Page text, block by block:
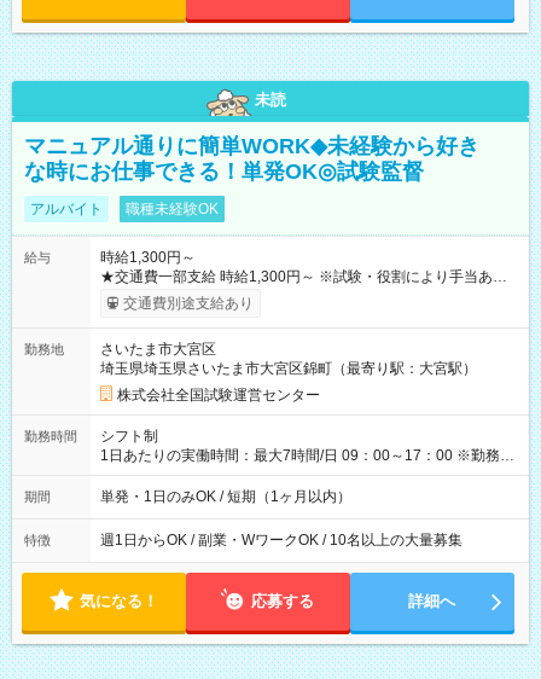
未読
マニュアル通りに簡単WORK◆未経験から好き
な時にお仕事できる！単発OK◎試験監督
アルバイト 職種未経験OK
給与
時給1,300円～
★交通費一部支給 時給1,300円～ ※試験・役割により手当あり
※勤務回数により昇給あり 【即給（前払い）オプションあ
り！】 希望される場合、勤務から1週間ほどで給与の一部を受け
例】 ・河合塾模擬試験 8:30～17:30（休憩1時間） 時給1,300円
×8時間＝日収10,400円＋交通費 ※当日の役割により時給＋100
円の場合あり ・国家試験 7:00～13:30（休憩なし） 時給1,300
円（役割手当＋100円）×6時間＝日収8,400円＋交通費 【試用期
間】試用期間なし
交通費別途支給あり
勤務地
さいたま市大宮区
埼玉県埼玉県さいたま市大宮区錦町（最寄り駅：大宮駅）
株式会社全国試験運営センター
勤務時間
シフト制
1日あたりの実働時間：最大7時間/日 09：00～17：00 ※勤務時
間は 試験により異なります。
期間 単発・1日のみOK / 短期（1ヶ月以内）
特徴 週1日からOK / 副業・WワークOK / 10名以上の大量募集
気になる！ 応募する 詳細へ